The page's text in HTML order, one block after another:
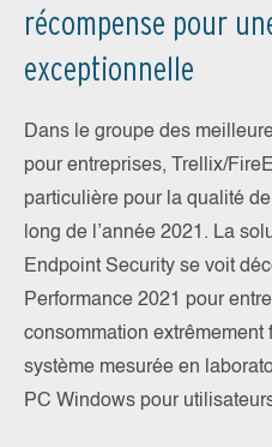
récompense pour
exceptionnelle
Dans le groupe des
pour entreprises, Trellix/
particulière pour la qualité
long de l’année 2021. La
Endpoint Security se voit
Performance 2021 pour
consommation extrêmement
système mesurée en
PC Windows pour